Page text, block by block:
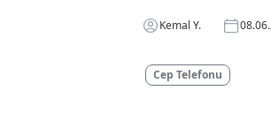
Kemal Y.
Cep Telefonu